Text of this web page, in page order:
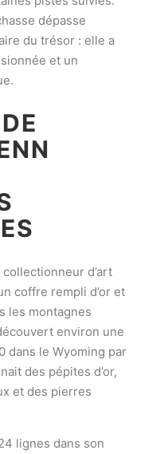
dépasse
du trésor : elle a
et un
d’art
coffre rempli d’or et
les montagnes
environ une
dans le Wyoming par
des pépites d’or,
et des pierres
lignes dans son